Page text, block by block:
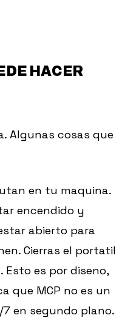
HACER
Algunas cosas que
en tu maquina.
encendido y
abierto para
Cierras el portatil
Esto es por diseno,
que MCP no es un
en segundo plano.